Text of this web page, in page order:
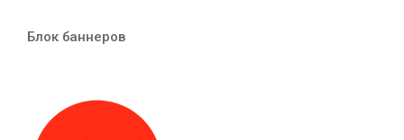
Блок баннеров